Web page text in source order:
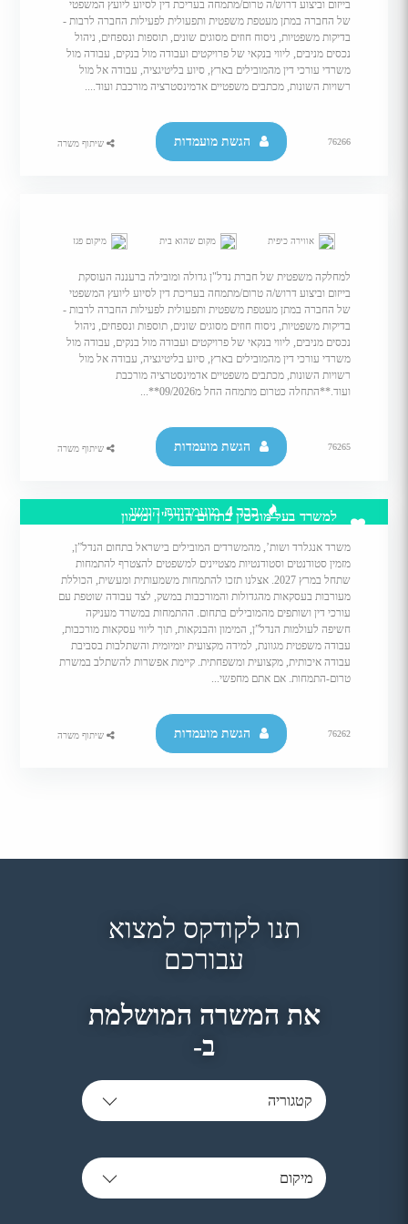
בייזום וביצוע דרוש/ה טרום/מתמחה בעריכת דין לסיוע ליועץ המשפטי
של החברה במתן מעטפת משפטית ותפעולית לפעילות החברה לרבות -
בדיקות משפטיות, ניסוח חוזים מסוגים שונים, תוספות ונספחים, ניהול
נכסים מניבים, ליווי בנקאי של פרויקטים ועבודה מול בנקים, עבודה מול
משרדי עורכי דין מהמובילים בארץ, סיוע בליטיגציה, עבודה אל מול
רשויות השונות, מכתבים משפטיים אדמינסטרציה מורכבת ועוד....
76266 הגשת מועמדות שיתוף משרה
אווירה כיפית מקום שהוא בית מיקום פגז
למחלקה משפטית של חברת נדל"ן גדולה ומובילה ברעננה העוסקת
בייזום וביצוע דרוש/ה טרום/מתמחה בעריכת דין לסיוע ליועץ המשפטי
של החברה במתן מעטפת משפטית ותפעולית לפעילות החברה לרבות -
בדיקות משפטיות, ניסוח חוזים מסוגים שונים, תוספות ונספחים, ניהול
נכסים מניבים, ליווי בנקאי של פרויקטים ועבודה מול בנקים, עבודה מול
משרדי עורכי דין מהמובילים בארץ, סיוע בליטיגציה, עבודה אל מול
רשויות השונות, מכתבים משפטיים אדמינסטרציה מורכבת
ועוד.**התחלה כטרום מתמחה החל מ09/2026**...
76265 הגשת מועמדות שיתוף משרה
כבר 4 מועמדויות הוגשו
למשרד בעל מוניטין בתחום הנדל"ן ומימון
משרד אנגלרד ושות’, מהמשרדים המובילים בישראל בתחום הנדל”ן,
מזמין סטודנטים וסטודנטיות מצטיינים למשפטים להצטרף להתמחות
שתחל במרץ 2027. אצלנו תזכו להתמחות משמעותית ומעשית, הכוללת
מעורבות בעסקאות מהגדולות והמורכבות במשק, לצד עבודה שוטפת עם
עורכי דין ושותפים מהמובילים בתחום. ההתמחות במשרד מעניקה
חשיפה לעולמות הנדל”ן, המימון והבנקאות, תוך ליווי עסקאות מורכבות,
עבודה משפטית מגוונת, למידה מקצועית יומיומית והשתלבות בסביבת
עבודה איכותית, מקצועית ומשפחתית. קיימת אפשרות להשתלב במשרת
טרום-התמחות. אם אתם מחפשי...
76262 הגשת מועמדות שיתוף משרה
תנו לקודקס למצוא
עבורכם
את המשרה המושלמת
ב-
קטגוריה
מיקום